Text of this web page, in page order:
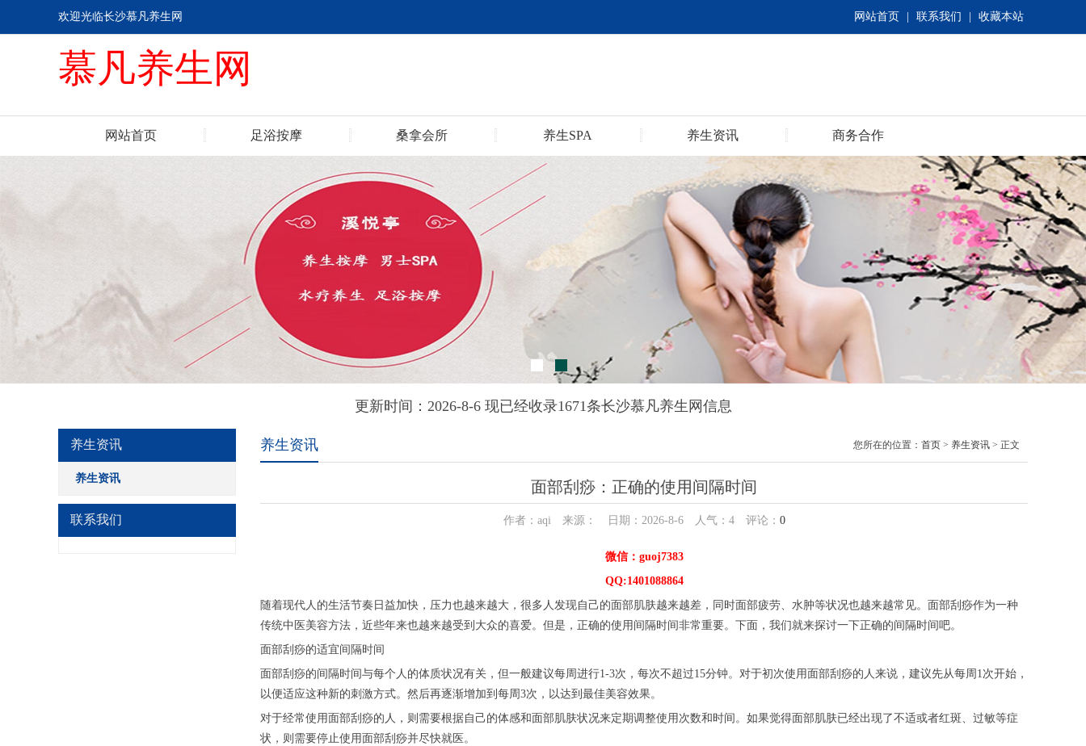
网站首页 联系我们 收藏本站
欢迎光临长沙慕凡养生网
慕凡养生网
网站首页 足浴按摩 桑拿会所 养生SPA 养生资讯 商务合作
更新时间：2026-8-6 现已经收录1671条长沙慕凡养生网信息
养生资讯
养生资讯
联系我们
养生资讯 您所在的位置： 首页 > 养生资讯 > 正文
面部刮痧：正确的使用间隔时间
作者：aqi 来源： 日期：2026-8-6 人气： 4评论： 0
微信：guoj7383
QQ:1401088864
随着现代人的生活节奏日益加快，压力也越来越大，很多人发现自己的面部肌肤越来越差，同时面部疲劳、水肿等状况也越来越常见。面部刮痧作为一种
传统中医美容方法，近些年来也越来越受到大众的喜爱。但是，正确的使用间隔时间非常重要。下面，我们就来探讨一下正确的间隔时间吧。
面部刮痧的适宜间隔时间
面部刮痧的间隔时间与每个人的体质状况有关，但一般建议每周进行1-3次，每次不超过15分钟。对于初次使用面部刮痧的人来说，建议先从每周1次开始，
以便适应这种新的刺激方式。然后再逐渐增加到每周3次，以达到最佳美容效果。
对于经常使用面部刮痧的人，则需要根据自己的体感和面部肌肤状况来定期调整使用次数和时间。如果觉得面部肌肤已经出现了不适或者红斑、过敏等症
状，则需要停止使用面部刮痧并尽快就医。